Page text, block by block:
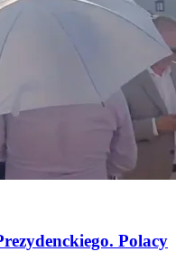
Polacy